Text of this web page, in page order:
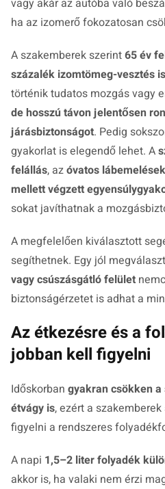
vagy akár az autóba való
ha az izomerő fokozatosan
A szakemberek szerint65 év
százalék izomtömeg-vesztés
történik tudatos mozgás vagy
de hosszú távon jelentősen
járásbiztonságot. Pedig
gyakorlat is elegendő lehet. A
felállás, azóvatos lábemelések
mellett végzett
sokat javíthatnak a
A megfelelően kiválasztott
segíthetnek. Egy jól
vagy csúszásgátló felület
biztonságérzetet is adhat a
Az étkezésre és a
jobban kell figyelni
Időskorban gyakran csökken
étvágy is, ezért a
figyelni a rendszeres
A napi 1,5–2 liter folyadék
akkor is, ha valaki nem érzi